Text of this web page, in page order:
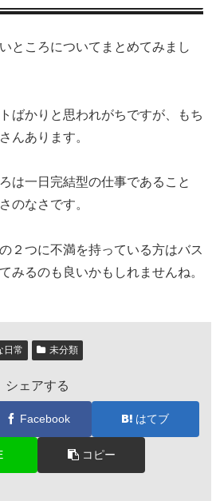
ところについてまとめてみまし
ばかりと思われがちですが、もち
んあります。
は一日完結型の仕事であること
のなさです。
２つに不満を持っている方はバス
みるのも良いかもしれませんね。
日常 未分類
シェアする
Facebook はてブ
コピー